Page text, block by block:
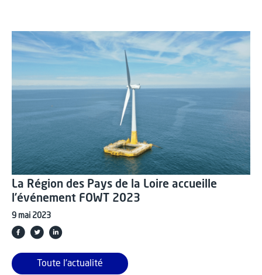
La Région des Pays de la Loire accueille
l’événement FOWT 2023
9 mai 2023
Toute l'actualité